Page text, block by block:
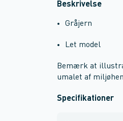
Beskrivelse
Gråjern
Let model
Bemærk at
umalet af
Specifikationer